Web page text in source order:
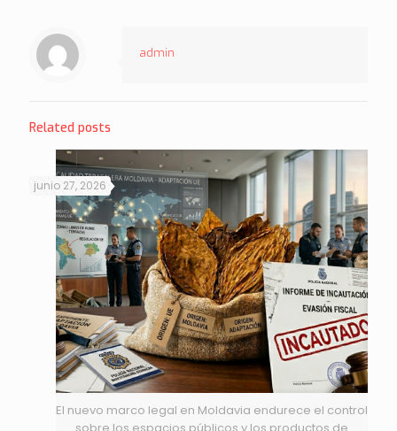
admin
Related posts
El nuevo marco legal en Moldavia endurece el control
sobre los espacios públicos y los productos de
junio 27, 2026